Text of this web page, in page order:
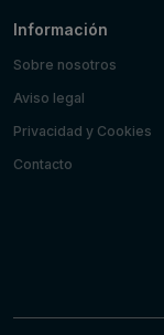
Información
Sobre nosotros
Aviso legal
Privacidad y Cookies
Contacto